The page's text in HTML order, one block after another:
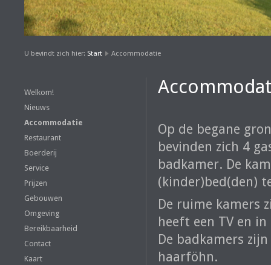
U bevindt zich hier: Start Accommodatie
Welkom!
Nieuws
Accommodatie
Restaurant
Boerderij
Service
Prijzen
Gebouwen
Omgeving
Bereikbaarheid
Contact
Kaart
Op de begane
bevinden zich 4
badkamer. De
(kinder)bed(den)
De ruime kamers
heeft een TV en
De badkamers
haarföhn.